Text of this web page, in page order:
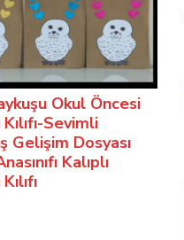
Okul Öncesi
Sevimli
Gelişim Dosyası
Kalıplı